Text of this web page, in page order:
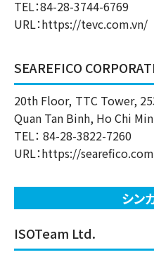
TEL：84-28-3744-6769
URL：https://tevc.com.vn/
SEAREFICO
20th Floor, TTC Tower,
Quan Tan Binh, Ho Chi
TEL： 84-28-3822-7260
URL：https://
シン
ISOTeam Ltd.